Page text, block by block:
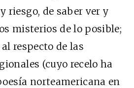
riesgo, de saber ver y
misterios de lo posible;
respecto de las
(cuyo recelo ha
norteamericana en